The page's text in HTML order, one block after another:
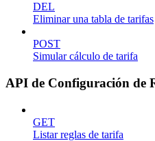
DEL
Eliminar una tabla de tarifas
POST
Simular cálculo de tarifa
API de Configuración de
GET
Listar reglas de tarifa